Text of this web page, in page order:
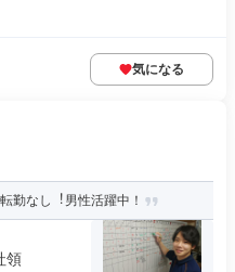
気になる
勤なし︕男性活躍中！
領